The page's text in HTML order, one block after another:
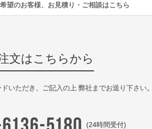
望のお客様、お見積り・ご相談はこちら
文はこちらから
いただき、ご記入の上 弊社までお送り下さい。
(24時間受付)